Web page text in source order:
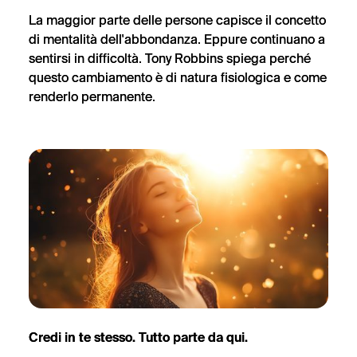
La maggior parte delle persone capisce il concetto
di mentalità dell'abbondanza. Eppure continuano a
sentirsi in difficoltà. Tony Robbins spiega perché
questo cambiamento è di natura fisiologica e come
renderlo permanente.
Credi in te stesso. Tutto parte da qui.